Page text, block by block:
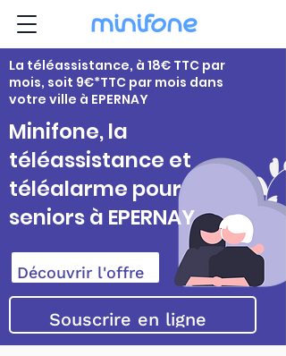
La téléassistance, à 18€ TTC par
mois, soit 9€*TTC par mois dans
votre ville à EPERNAY
Minifone, la
téléassistance et
téléalarme pour
seniors à EPERNAY
Découvrir l'offre
Souscrire en ligne